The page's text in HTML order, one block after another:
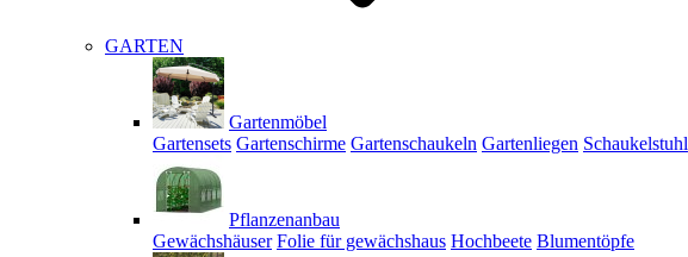
GARTEN
Gartenmöbel
Gartensets Gartenschirme Gartenschaukeln Gartenliegen Schaukelstuhl
Pflanzenanbau
Gewächshäuser Folie für gewächshaus Hochbeete Blumentöpfe